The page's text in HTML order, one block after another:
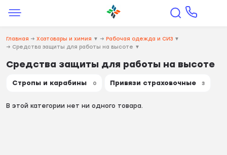
Главная → Хозтовары и химия ▼ → Рабочая одежда и СИЗ ▼
→ Средства защиты для работы на высоте ▼
Средства защиты для работы на высоте
Стропы и карабины 0 Привязи страховочные 3
В этой категории нет ни одного товара.